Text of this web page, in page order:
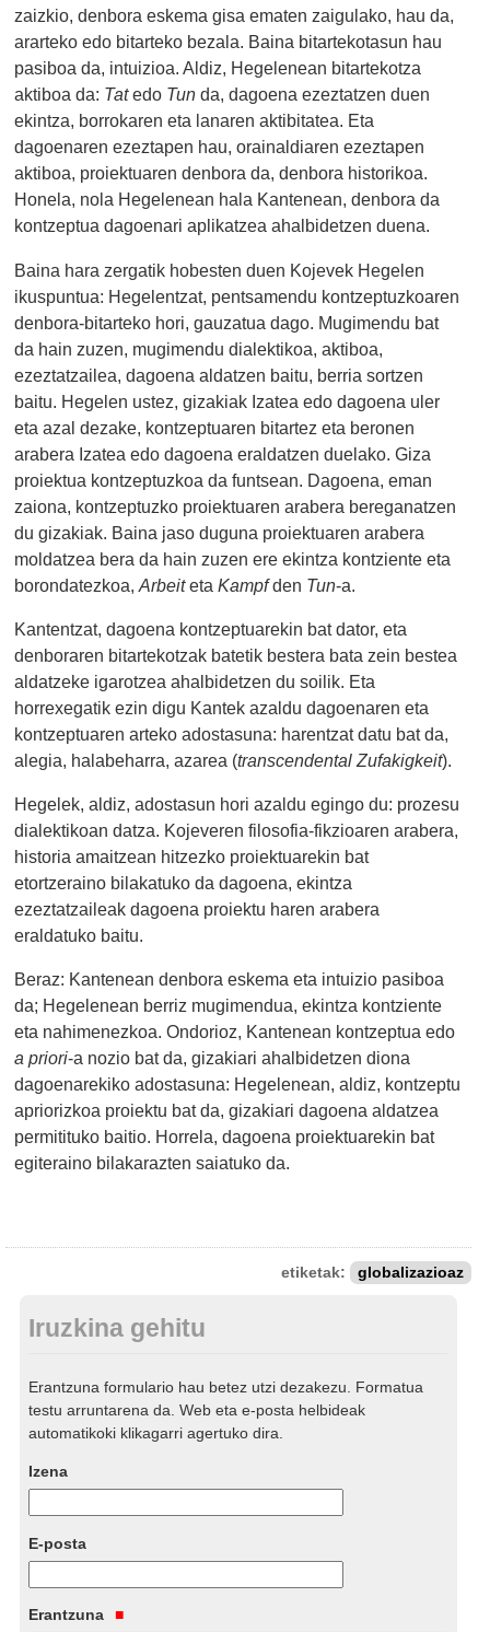
zaizkio, denbora eskema gisa ematen zaigulako, hau da,
ararteko edo bitarteko bezala. Baina bitartekotasun hau
pasiboa da, intuizioa. Aldiz, Hegelenean bitartekotza
aktiboa da: Tatedo Tun da, dagoena ezeztatzen duen
ekintza, borrokaren eta lanaren aktibitatea. Eta
dagoenaren ezeztapen hau, orainaldiaren ezeztapen
aktiboa, proiektuaren denbora da, denbora historikoa.
Honela, nola Hegelenean hala Kantenean, denbora da
kontzeptua dagoenari aplikatzea ahalbidetzen duena.
Baina hara zergatik hobesten duen Kojevek Hegelen
ikuspuntua: Hegelentzat, pentsamendu kontzeptuzkoaren
denbora-bitarteko hori, gauzatua dago. Mugimendu bat
da hain zuzen, mugimendu dialektikoa, aktiboa,
ezeztatzailea, dagoena aldatzen baitu, berria sortzen
baitu. Hegelen ustez, gizakiak Izatea edo dagoena uler
eta azal dezake, kontzeptuaren bitartez eta beronen
arabera Izatea edo dagoena eraldatzen duelako. Giza
proiektua kontzeptuzkoa da funtsean. Dagoena, eman
zaiona, kontzeptuzko proiektuaren arabera bereganatzen
du gizakiak. Baina jaso duguna proiektuaren arabera
moldatzea bera da hain zuzen ere ekintza kontziente eta
borondatezkoa,Arbeiteta Kampfden Tun-a.
Kantentzat, dagoena kontzeptuarekin bat dator, eta
denboraren bitartekotzak batetik bestera bata zein bestea
aldatzeke igarotzea ahalbidetzen du soilik. Eta
horrexegatik ezin digu Kantek azaldu dagoenaren eta
kontzeptuaren arteko adostasuna: harentzat datu bat da,
alegia, halabeharra, azarea (transcendental Zufakigkeit).
Hegelek, aldiz, adostasun hori azaldu egingo du: prozesu
dialektikoan datza. Kojeveren filosofia-fikzioaren arabera,
historia amaitzean hitzezko proiektuarekin bat
etortzeraino bilakatuko da dagoena, ekintza
ezeztatzaileak dagoena proiektu haren arabera
eraldatuko baitu.
Beraz: Kantenean denbora eskema eta intuizio pasiboa
da; Hegelenean berriz mugimendua, ekintza kontziente
eta nahimenezkoa. Ondorioz, Kantenean kontzeptua edo
a priori-a nozio bat da, gizakiari ahalbidetzen diona
dagoenarekiko adostasuna: Hegelenean, aldiz, kontzeptu
apriorizkoa proiektu bat da, gizakiari dagoena aldatzea
permitituko baitio. Horrela, dagoena proiektuarekin bat
egiteraino bilakarazten saiatuko da.
etiketak: globalizazioaz
Iruzkina gehitu
Erantzuna formulario hau betez utzi dezakezu. Formatua
testu arruntarena da. Web eta e-posta helbideak
automatikoki klikagarri agertuko dira.
Izena
E-posta
Erantzuna